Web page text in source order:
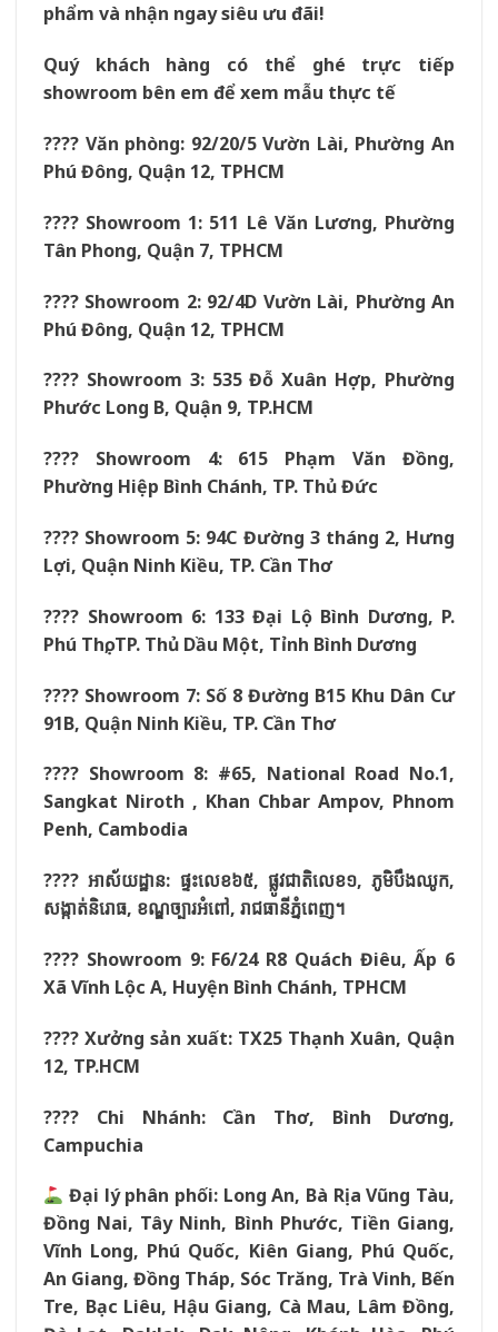
phẩm và nhận ngay siêu ưu đãi!
Quý khách hàng có thể ghé trực tiếp
showroom bên em để xem mẫu thực tế
???? Văn phòng: 92/20/5 Vườn Lài, Phường An
Phú Đông, Quận 12, TPHCM
???? Showroom 1: 511 Lê Văn Lương, Phường
Tân Phong, Quận 7, TPHCM
???? Showroom 2: 92/4D Vườn Lài, Phường An
Phú Đông, Quận 12, TPHCM
???? Showroom 3: 535 Đỗ Xuân Hợp, Phường
Phước Long B, Quận 9, TP.HCM
???? Showroom 4: 615 Phạm Văn Đồng,
Phường Hiệp Bình Chánh, TP. Thủ Đức
???? Showroom 5: 94C Đường 3 tháng 2, Hưng
Lợi, Quận Ninh Kiều, TP. Cần Thơ
???? Showroom 6: 133 Đại Lộ Bình Dương, P.
Phú Thọ, TP. Thủ Dầu Một, Tỉnh Bình Dương
???? Showroom 7: Số 8 Đường B15 Khu Dân Cư
91B, Quận Ninh Kiều, TP. Cần Thơ
???? Showroom 8: #65, National Road No.1,
Sangkat Niroth , Khan Chbar Ampov, Phnom
Penh, Cambodia
????អាស័យដ្ឋាន: ផ្ទះលេខ៦៥, ផ្លូវជាតិលេខ១, ភូមិបឹងឈូក,
សង្កាត់និរោធ, ខណ្ឌច្បារអំពៅ, រាជធានីភ្នំពេញ។
???? Showroom 9: F6/24 R8 Quách Điêu, Ấp 6
Xã Vĩnh Lộc A, Huyện Bình Chánh, TPHCM
???? Xưởng sản xuất: TX25 Thạnh Xuân, Quận
12, TP.HCM
???? Chi Nhánh: Cần Thơ, Bình Dương,
Campuchia
Đại lý phân phối: Long An, Bà Rịa Vũng Tàu,
Đồng Nai, Tây Ninh, Bình Phước, Tiền Giang,
Vĩnh Long, Phú Quốc, Kiên Giang, Phú Quốc,
An Giang, Đồng Tháp, Sóc Trăng, Trà Vinh, Bến
Tre, Bạc Liêu, Hậu Giang, Cà Mau, Lâm Đồng,